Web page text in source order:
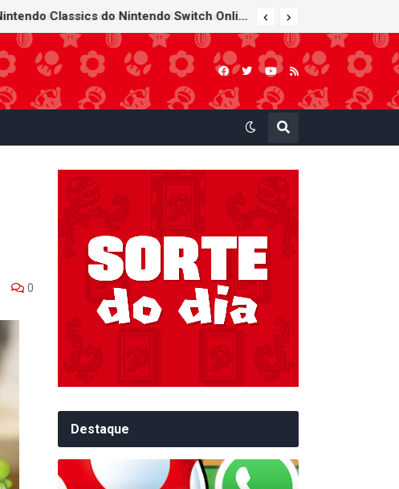
Bob-bomba e Meca-koopa, inimigos "mecânicos" de Super Mario, viram brinquedos de corda no Super Nintendo World
0
Destaque